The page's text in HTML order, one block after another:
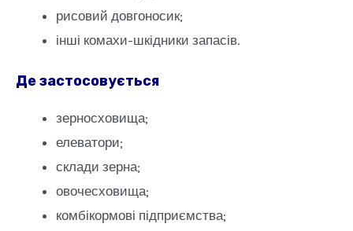
рисовий довгоносик;
інші комахи-шкідники запасів.
Де застосовується
зерносховища;
елеватори;
склади зерна;
овочесховища;
комбікормові підприємства;